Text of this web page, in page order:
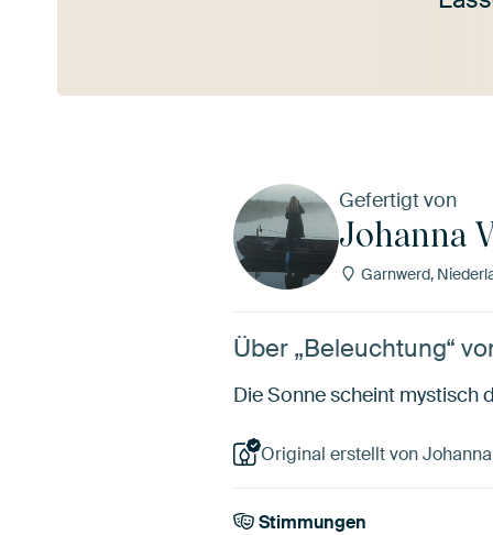
Gefertigt von
Johanna
Garnwerd,
Über „Beleuchtung“
Die Sonne scheint mystisch
Original erstellt von Johanna
Stimmungen